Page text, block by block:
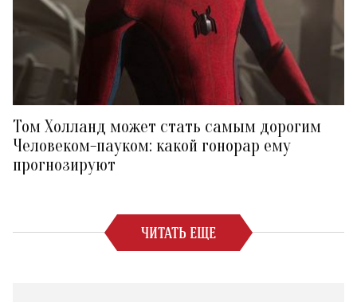
Том Холланд может стать самым дорогим
Человеком-пауком: какой гонорар ему
прогнозируют
ЧИТАТЬ ЕЩЕ